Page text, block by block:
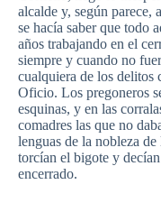
alcalde y, según parece,
se hacía saber que todo
años trabajando en el
siempre y cuando no
cualquiera de los delitos
Oficio. Los pregoneros
esquinas, y en las
comadres las que no
lenguas de la nobleza
torcían el bigote y
encerrado.